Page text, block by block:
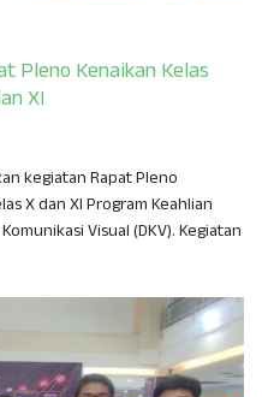
Pleno Kenaikan Kelas
XI
kegiatan Rapat Pleno
X dan XI Program Keahlian
Visual (DKV). Kegiatan